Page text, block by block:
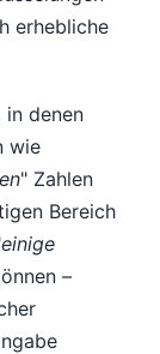
erhebliche
in denen
wie
" Zahlen
Bereich
einige
–